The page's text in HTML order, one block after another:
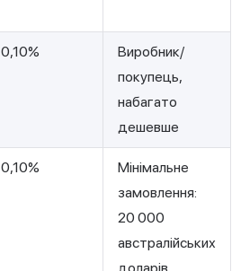
0,10%
Виробник/
покупець,
набагато
дешевше
0,10%
Мінімальне
замовлення:
20 000
австралійських